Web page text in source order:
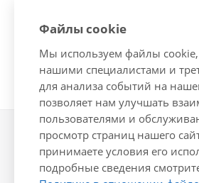
2026 © Интернет-магазин
автозапчастей - www.vsavto.com.
Файлы cookie
Мы используем файлы
нашими специалистами и
для анализа событий на
позволяет нам улучшать
пользователями и
просмотр страниц нашего
принимаете условия его
подробные сведения